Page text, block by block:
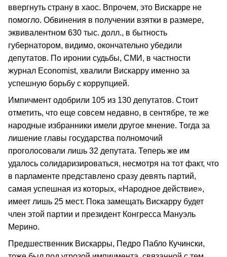
ввергнуть страну в хаос. Впрочем, это Вискарре не
помогло. Обвинения в получении взятки в размере,
эквивалентном 630 тыс. долл., в бытность
губернатором, видимо, окончательно убедили
депутатов. По иронии судьбы, СМИ, в частности
журнал Economist, хвалили Вискарру именно за
успешную борьбу с коррупцией.
Импичмент одобрили 105 из 130 депутатов. Стоит
отметить, что еще совсем недавно, в сентябре, те же
народные избранники имели другое мнение. Тогда за
лишение главы государства полномочий
проголосовали лишь 32 депутата. Теперь же им
удалось солидаризироваться, несмотря на тот факт, что
в парламенте представлено сразу девять партий,
самая успешная из которых­, «Народное действие»,
имеет лишь 25 мест. Пока замещать Вискарру будет
член этой партии и президент Конгресса Мануэль
Мерино.
Предшественник Вискарры, Педро Пабло Кучински,